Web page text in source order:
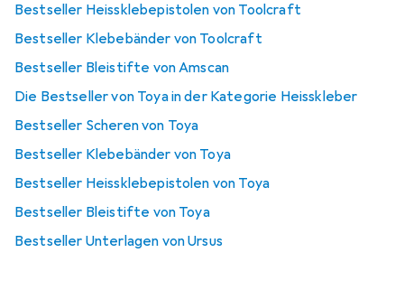
Bestseller Heissklebepistolen von Toolcraft
Bestseller Klebebänder von Toolcraft
Bestseller Bleistifte von Amscan
Die Bestseller von Toya in der Kategorie Heisskleber
Bestseller Scheren von Toya
Bestseller Klebebänder von Toya
Bestseller Heissklebepistolen von Toya
Bestseller Bleistifte von Toya
Bestseller Unterlagen von Ursus